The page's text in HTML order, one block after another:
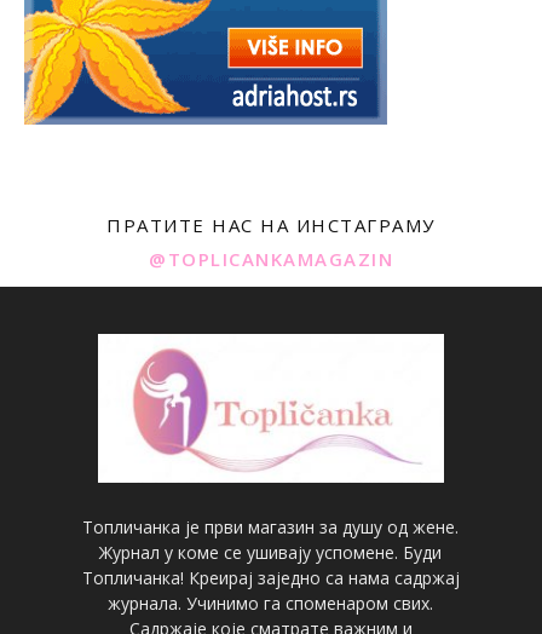
ПРАТИТЕ НАС НА ИНСТАГРАМУ
@TOPLICANKAMAGAZIN
Топличанка је први магазин за душу од жене.
Журнал у коме се ушивају успомене. Буди
Топличанка! Креирај заједно са нама садржај
журнала. Учинимо га споменаром свих.
Садржаје које сматрате важним и